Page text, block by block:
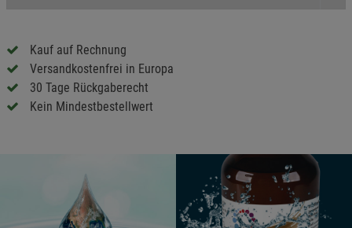
Kauf auf Rechnung
Versandkostenfrei in Europa
30 Tage Rückgaberecht
Kein Mindestbestellwert